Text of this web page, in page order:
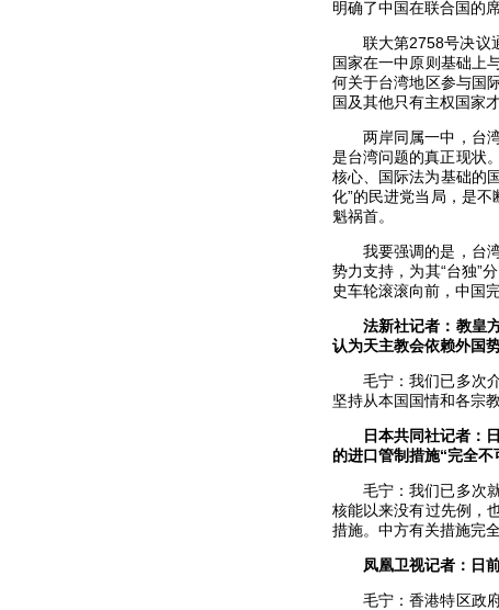
明确了中国在联合国的
联大第2758号决议
国家在一中原则基础上
何关于台湾地区参与国
国及其他只有主权国家
两岸同属一中，台
是台湾问题的真正现状
核心、国际法为基础的
化”的民进党当局，是
魁祸首。
我要强调的是，台
势力支持，为其“台独”
史车轮滚滚向前，中国
法新社记者：教皇
认为天主教会依赖外国
毛宁：我们已多次
坚持从本国国情和各宗
日本共同社记者：
的进口管制措施“完全
毛宁：我们已多次
核能以来没有过先例，
措施。中方有关措施完
凤凰卫视记者：日
毛宁：香港特区政